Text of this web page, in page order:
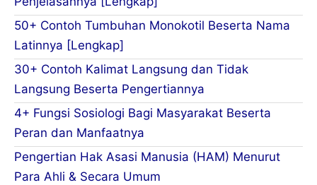
50+ Contoh Tumbuhan Monokotil Beserta Nama
Latinnya [Lengkap]
30+ Contoh Kalimat Langsung dan Tidak
Langsung Beserta Pengertiannya
4+ Fungsi Sosiologi Bagi Masyarakat Beserta
Peran dan Manfaatnya
Pengertian Hak Asasi Manusia (HAM) Menurut
Para Ahli & Secara Umum